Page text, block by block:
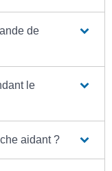
de
le
aidant ?